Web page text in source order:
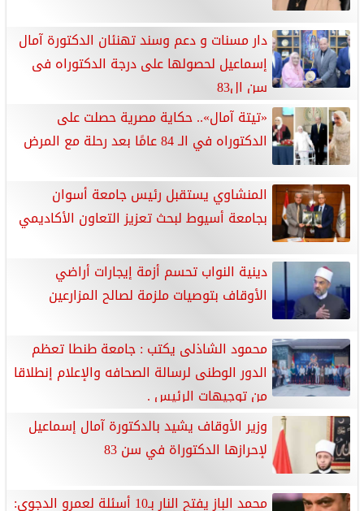
دار مسنات و دعم وسند تهنئان الدكتورة آمال
إسماعيل لحصولها على درجة الدكتوراه فى
سن ال83
«تيتة آمال».. حكاية مصرية حصلت على
الدكتوراه في الـ 84 عامًا بعد رحلة مع المرض
المنشاوي يستقبل رئيس جامعة أسوان
بجامعة أسيوط لبحث تعزيز التعاون الأكاديمي
دينية النواب تحسم أزمة إيجارات أراضي
الأوقاف بتوصيات ملزمة لصالح المزارعين
محمود الشاذلى يكتب : جامعة طنطا تعظم
الدور الوطنى لرسالة الصحافه والإعلام إنطلاقا
من توجيهات الرئيس .
وزير الأوقاف يشيد بالدكتورة آمال إسماعيل
لإحرازها الدكتوراة في سن 83
محمد الباز يفتح النار بـ10 أسئلة لعمرو الدجوي: